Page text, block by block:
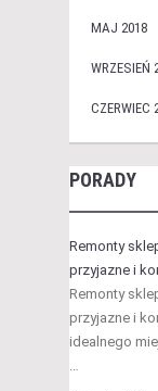
MAJ 2018
WRZESIEŃ
CZERWIEC
PORADY
Remonty
przyjazne i
Remonty
przyjazne i
idealnego
…